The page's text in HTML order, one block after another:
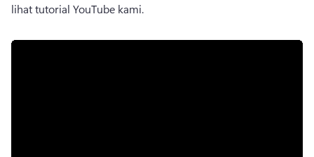
lihat tutorial YouTube kami.